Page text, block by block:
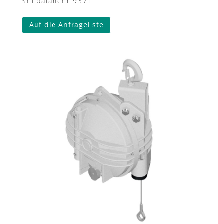
Auf die Anfrageliste